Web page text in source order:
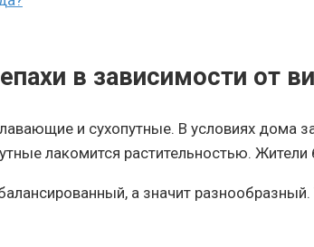
в зависимости от
и сухопутные. В условиях дома
лакомится растительностью.
а значит